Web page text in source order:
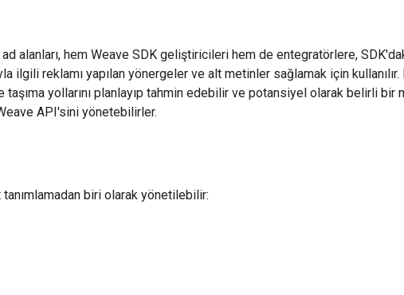
alanları, hem Weave SDK geliştiricileri hem de entegratörlere,
ilgili reklamı yapılan yönergeler ve alt metinler sağlamak için
taşıma yollarını planlayıp tahmin edebilir ve potansiyel olarak belirli bir
API'sini yönetebilirler.
tanımlamadan biri olarak yönetilebilir: